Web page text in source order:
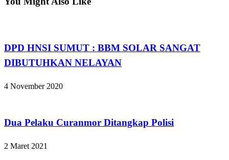
DPD HNSI SUMUT : BBM SOLAR SANGAT
DIBUTUHKAN NELAYAN
4 November 2020
Dua Pelaku Curanmor Ditangkap Polisi
2 Maret 2021